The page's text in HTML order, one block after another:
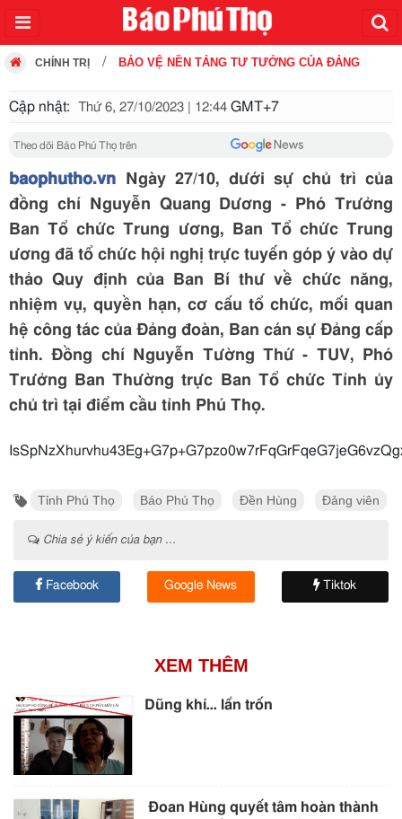
CHÍNH TRỊ BẢO VỆ NỀN TẢNG TƯ TƯỞNG CỦA ĐẢNG
Cập nhật: Thứ 6, 27/10/2023 | 12:44 GMT+7
Theo dõi Báo Phú Thọ trên
baophutho.vn Ngày 27/10, dưới sự chủ trì của
đồng chí Nguyễn Quang Dương - Phó Trưởng
Ban Tổ chức Trung ương, Ban Tổ chức Trung
ương đã tổ chức hội nghị trực tuyến góp ý vào dự
thảo Quy định của Ban Bí thư về chức năng,
nhiệm vụ, quyền hạn, cơ cấu tổ chức, mối quan
hệ công tác của Đảng đoàn, Ban cán sự Đảng cấp
tỉnh. Đồng chí Nguyễn Tường Thứ - TUV, Phó
Trưởng Ban Thường trực Ban Tổ chức Tỉnh ủy
chủ trì tại điểm cầu tỉnh Phú Thọ.
Tỉnh Phú Thọ Báo Phú Thọ Đền Hùng Đảng viên
Chia sẻ ý kiến của bạn ...
Facebook Google News Tiktok
XEM THÊM
Dũng khí… lẩn trốn
Đoan Hùng quyết tâm hoàn thành